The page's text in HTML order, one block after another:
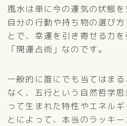
風水は単に今の運気の状態を
自分の行動や持ち物の選び
とで、幸運を引き寄せる力
「開運占術」なのです。
一般的に誰にでも当てはま
なく、五行という自然哲学
って生まれた特性やエネル
とによって、本当のラッキ